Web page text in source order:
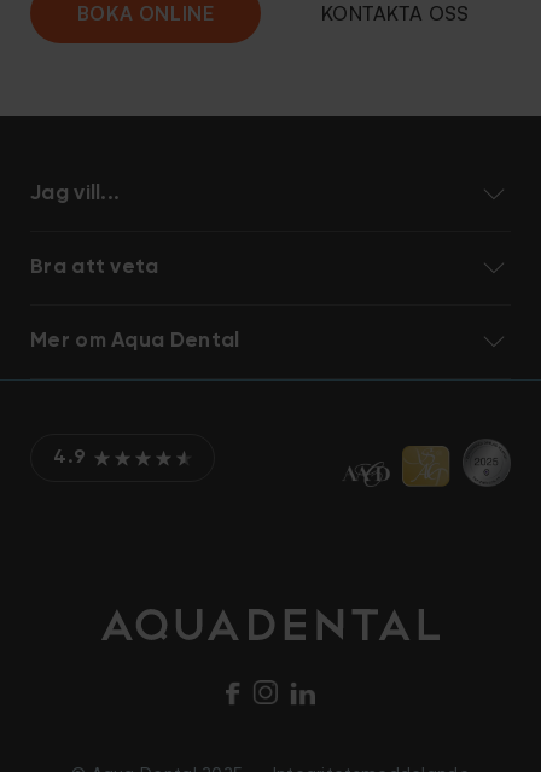
BOKA ONLINE KONTAKTA OSS
Jag vill...
Bra att veta
Mer om Aqua Dental
4.9